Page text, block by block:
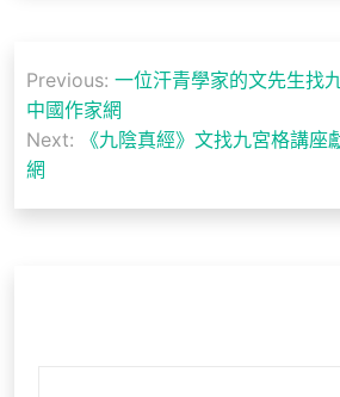
章
導
覽
Previous: 一位汗青學家的文先生找
中國作家網
Next:
《九陰真經》文找九宮格講座
網